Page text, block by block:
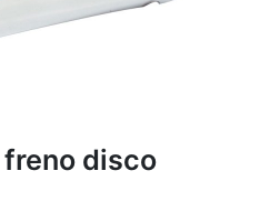
freno disco